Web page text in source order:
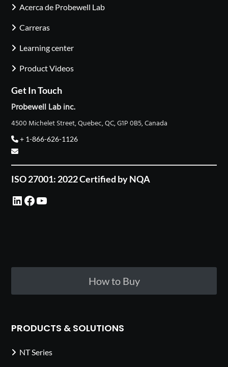
Acerca de Probewell Lab
Carreras
Learning center
Product Videos
Get In Touch
Probewell Lab inc.
4500 Michelet Street, Quebec, QC, G1P 0B5, Canada
+ 1-866-626-1126
ISO 27001: 2022 Certified by NQA
LinkedIn Facebook YouTube
How to Buy
PRODUCTS & SOLUTIONS
NT Series